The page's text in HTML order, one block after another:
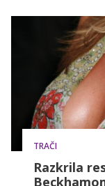
TRAČI
Razkrila